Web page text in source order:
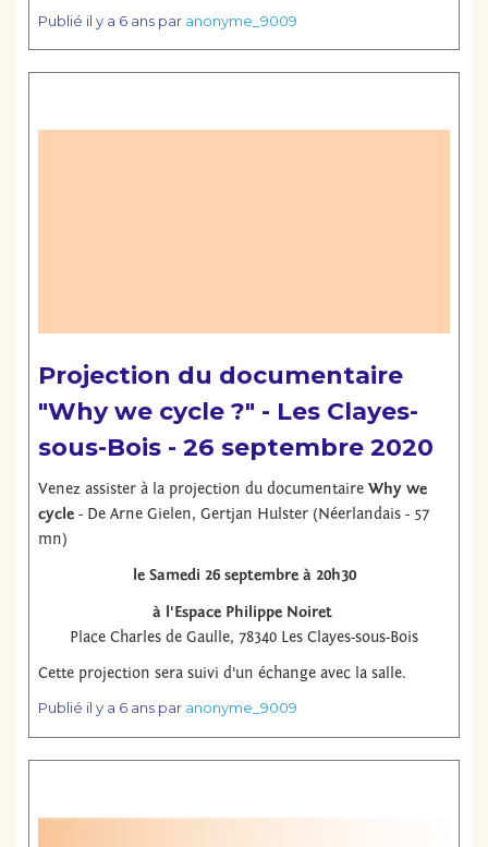
Publié il y a 6 anspar anonyme_9009
Projection du documentaire
"Why we cycle ?" - Les Clayes-
sous-Bois - 26 septembre 2020
Venez assister à la projection du documentaire Why we
cycle- De Arne Gielen, Gertjan Hulster (Néerlandais - 57
mn)
le Samedi 26 septembre à 20h30
à l'Espace Philippe Noiret
Place Charles de Gaulle, 78340 Les Clayes-sous-Bois
Cette projection sera suivi d'un échange avec la salle.
Publié il y a 6 anspar anonyme_9009